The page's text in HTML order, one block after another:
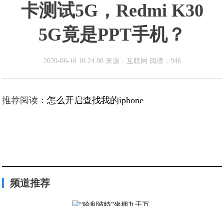
卡测试5G，Redmi K30
5G竟是PPT手机？
2020-06-16 10:24:08 来源：互联网 阅读：946
推荐阅读：怎么开启查找我的iphone
频道推荐